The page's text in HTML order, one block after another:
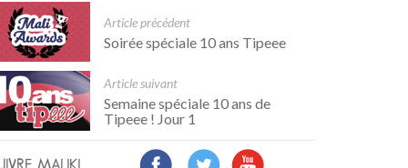
Article précédent
Soirée spéciale 10 ans Tipeee
Article suivant
Semaine spéciale 10 ans de
Tipeee ! Jour 1